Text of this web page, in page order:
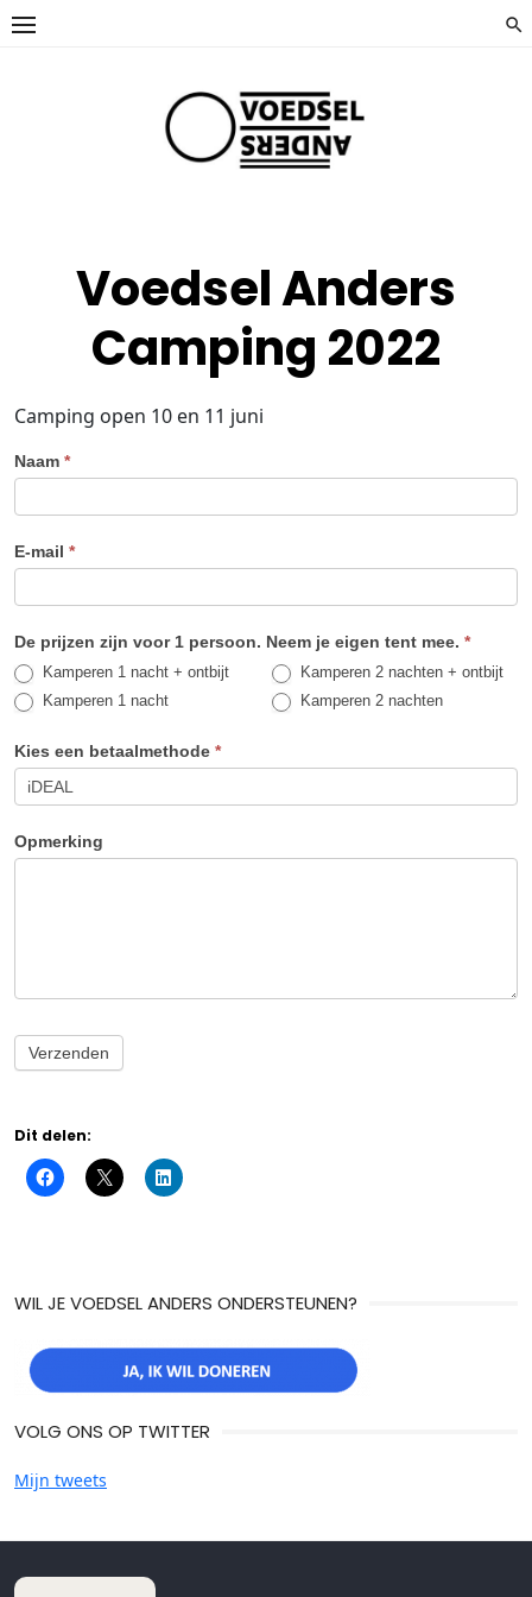
Ga
naar
Voedsel Anders
Camping 2022
Camping open 10 en 11 juni
Voedsel
Camping
2022
Naam *
E-mail *
De prijzen zijn voor 1 persoon. Neem je eigen tent mee. *
Kamperen 1 nacht + ontbijt
Kamperen 2 nachten + ontbijt
Kamperen 1 nacht
Kamperen 2 nachten
Kies een betaalmethode *
Opmerking
Verzenden
Dit delen:
WIL JE VOEDSEL ANDERS ONDERSTEUNEN?
VOLG ONS OP TWITTER
Mijn tweets